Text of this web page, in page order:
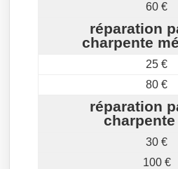
60 €
réparation
charpente
25 €
80 €
réparation
30 €
100 €